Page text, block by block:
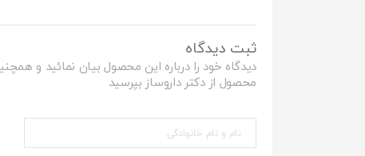
ثبت دیدگاه
دیدگاه خود را درباره این محصول بیان نمائید و
محصول از دکتر داروساز بپرسید